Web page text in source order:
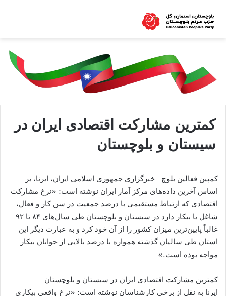
کمترین مشارکت اقتصادی ایران در
سیستان و بلوچستان
کمپین فعالین بلوچ- خبرگزاری جمهوری اسلامی ایران، ایرنا، بر
اساس آخرین داده‌های مرکز آمار ایران نوشته است: «ﻧﺮخ ﻣﺸﺎرﮐﺖ
اﻗﺘﺼﺎدی که ارتباط مستقیمی با درﺻﺪ ﺟﻤﻌﯿﺖ در ﺳﻦ ﮐﺎر و ﻓﻌﺎل،
ﺷﺎﻏﻞ ﯾﺎ ﺑﯿﮑﺎر دارد در سیستان و بلوچستان طی سال‌های ۸۴ تا ۹۲
غالباً پایین‌ترین میزان کشور را از آن خود کرد و به عبارت دیگر این
استان طی سالیان گذشته همواره با درصد بالایی از جوانان بیکار
مواجه بوده است.»
کمترین مشارکت اقتصادی ایران در سیستان و بلوچستان
ایرنا به نقل از برخی کارشناسان نوشته است: «نرخ واقعی بیکاری